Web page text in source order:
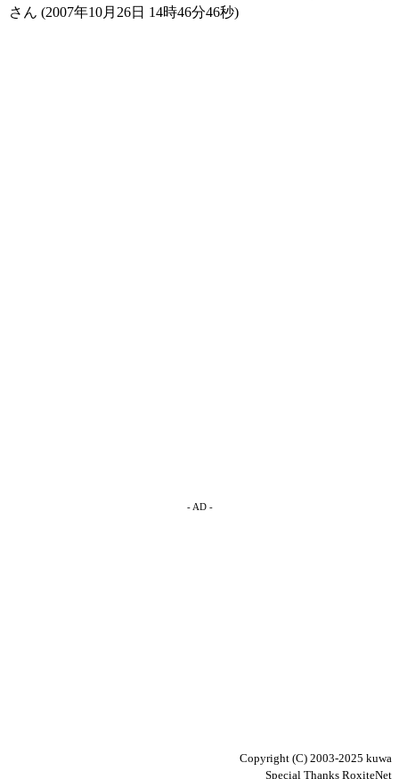
さん (2007年10月26日 14時46分46秒)
- AD -
Copyright (C) 2003-2025 kuwa
Special Thanks RoxiteNet